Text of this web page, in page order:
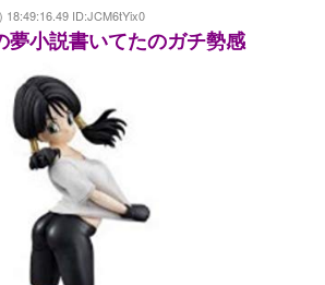
18:49:16.49 ID:JCM6tYix0
夢小説書いてたのガチ勢感